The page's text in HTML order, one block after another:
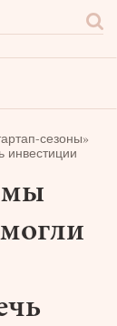
сезоны»
инвестиции